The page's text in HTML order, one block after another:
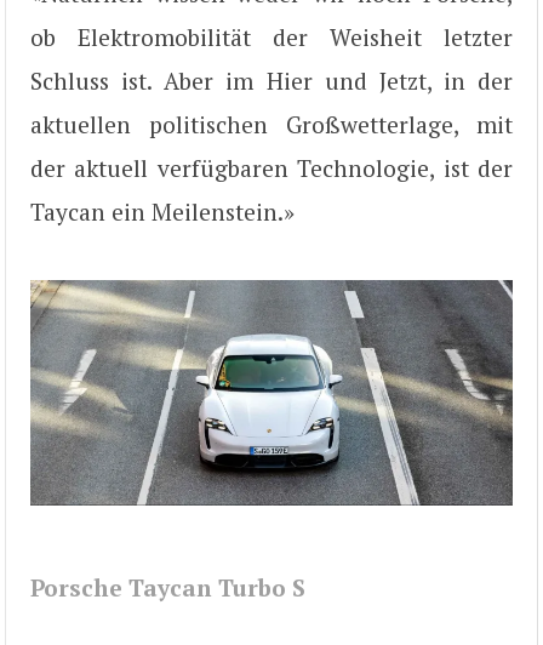
ob Elektromobilität der Weisheit letzter
Schluss ist. Aber im Hier und Jetzt, in der
aktuellen politischen Großwetterlage, mit
der aktuell verfügbaren Technologie, ist der
Taycan ein Meilenstein.»
Porsche Taycan Turbo S